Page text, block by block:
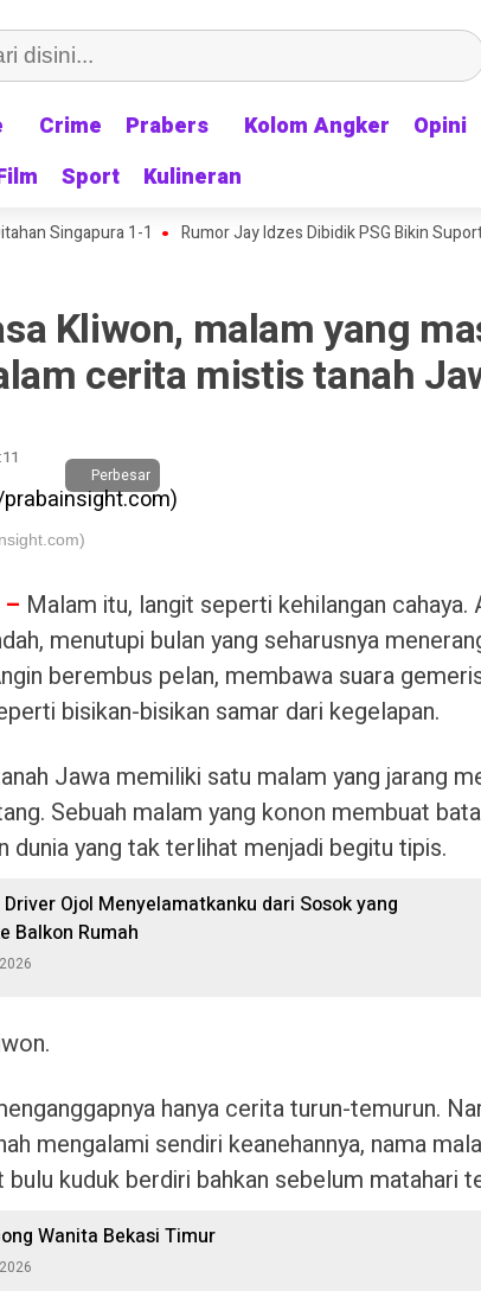
Crime Prabers Kolom Angker Opini
Sport Kulineran
Crime Prabers Kolom Angker Opini
Sport Kulineran
1-1 Rumor Jay Idzes Dibidik PSG Bikin Suporter
Kliwon, malam yang
cerita mistis tanah
Perbesar
– Malam itu, langit seperti kehilangan cahaya.
menutupi bulan yang seharusnya
berembus pelan, membawa suara
bisikan-bisikan samar dari kegelapan.
Jawa memiliki satu malam yang jarang
Sebuah malam yang konon membuat
dunia yang tak terlihat menjadi begitu tipis.
Ojol Menyelamatkanku dari Sosok yang
Balkon Rumah
hanya cerita turun-temurun.
mengalami sendiri keanehannya, nama
kuduk berdiri bahkan sebelum matahari
Wanita Bekasi Timur